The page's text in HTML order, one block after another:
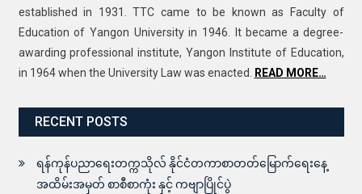
established in 1931. TTC came to be known as Faculty of
Education of Yangon University in 1946. It became a degree-
awarding professional institute, Yangon Institute of Education,
in 1964 when the University Law was enacted.
READ MORE…
RECENT POSTS
ရန်ကုန်ပညာရေးတက္ကသိုလ် နိုင်ငံတကာစာတတ်မြောက်ရေးနေ့
အထိမ်းအမှတ် စာစီစာကုံး နှင့် ကဗျာပြိုင်ပွဲ